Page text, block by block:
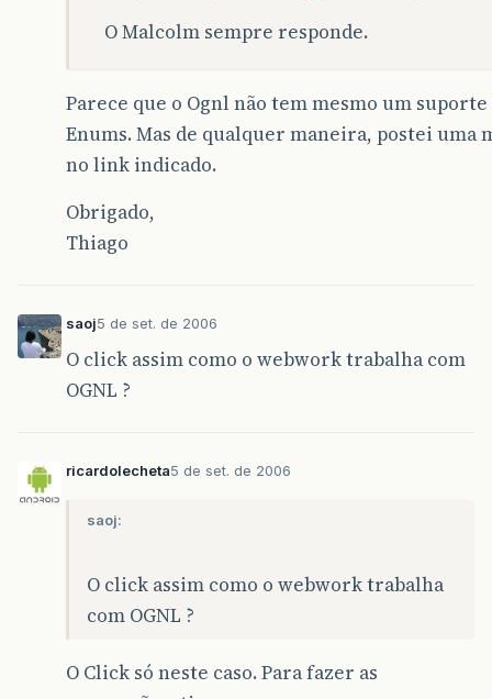
O Malcolm sempre responde.
Parece que o Ognl não tem mesmo um
Enums. Mas de qualquer maneira, postei uma
no link indicado.
Obrigado,
Thiago
saoj5 de set. de 2006
O click assim como o webwork trabalha com
OGNL ?
ricardolecheta5 de set. de 2006
saoj:
O click assim como o webwork trabalha
com OGNL ?
O Click só neste caso. Para fazer as